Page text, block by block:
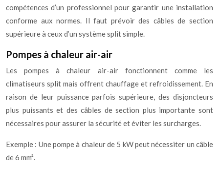
compétences d’un professionnel pour garantir une installation
conforme aux normes. Il faut prévoir des câbles de section
supérieure à ceux d’un système split simple.
Pompes à chaleur air-air
Les pompes à chaleur air-air fonctionnent comme les
climatiseurs split mais offrent chauffage et refroidissement. En
raison de leur puissance parfois supérieure, des disjoncteurs
plus puissants et des câbles de section plus importante sont
nécessaires pour assurer la sécurité et éviter les surcharges.
Exemple : Une pompe à chaleur de 5 kW peut nécessiter un câble
de 6 mm².